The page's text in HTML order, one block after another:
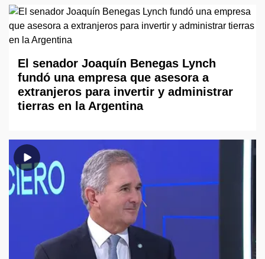
El senador Joaquín Benegas Lynch
fundó una empresa que asesora a
extranjeros para invertir y administrar
tierras en la Argentina